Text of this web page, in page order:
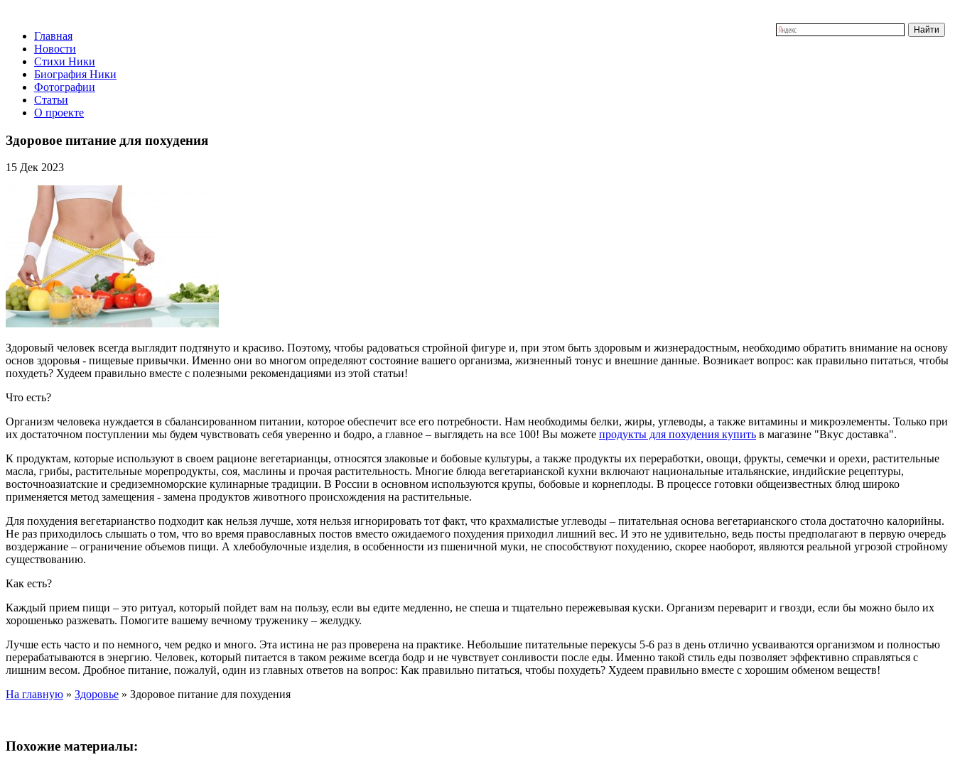
Главная
Новости
Стихи Ники
Биография Ники
Фотографии
Статьи
О проекте
Здоровое питание для похудения
15 Дек 2023
Здоровый человек всегда выглядит подтянуто и красиво. Поэтому, чтобы радоваться стройной фигуре и, при этом быть здоровым и жизнерадостным, необходимо обратить внимание на основу
основ здоровья - пищевые привычки. Именно они во многом определяют состояние вашего организма, жизненный тонус и внешние данные. Возникает вопрос: как правильно питаться, чтобы
похудеть? Худеем правильно вместе с полезными рекомендациями из этой статьи!
Что есть?
Организм человека нуждается в сбалансированном питании, которое обеспечит все его потребности. Нам необходимы белки, жиры, углеводы, а также витамины и микроэлементы. Только при
их достаточном поступлении мы будем чувствовать себя уверенно и бодро, а главное – выглядеть на все 100! Вы можете продукты для похудения купить в магазине "Вкус доставка".
К продуктам, которые используют в своем рационе вегетарианцы, относятся злаковые и бобовые культуры, а также продукты их переработки, овощи, фрукты, семечки и орехи, растительные
масла, грибы, растительные морепродукты, соя, маслины и прочая растительность. Многие блюда вегетарианской кухни включают национальные итальянские, индийские рецептуры,
восточноазиатские и средиземноморские кулинарные традиции. В России в основном используются крупы, бобовые и корнеплоды. В процессе готовки общеизвестных блюд широко
применяется метод замещения - замена продуктов животного происхождения на растительные.
Для похудения вегетарианство подходит как нельзя лучше, хотя нельзя игнорировать тот факт, что крахмалистые углеводы – питательная основа вегетарианского стола достаточно калорийны.
Не раз приходилось слышать о том, что во время православных постов вместо ожидаемого похудения приходил лишний вес. И это не удивительно, ведь посты предполагают в первую очередь
воздержание – ограничение объемов пищи. А хлебобулочные изделия, в особенности из пшеничной муки, не способствуют похудению, скорее наоборот, являются реальной угрозой стройному
существованию.
Как есть?
Каждый прием пищи – это ритуал, который пойдет вам на пользу, если вы едите медленно, не спеша и тщательно пережевывая куски. Организм переварит и гвозди, если бы можно было их
хорошенько разжевать. Помогите вашему вечному труженику – желудку.
Лучше есть часто и по немного, чем редко и много. Эта истина не раз проверена на практике. Небольшие питательные перекусы 5-6 раз в день отлично усваиваются организмом и полностью
перерабатываются в энергию. Человек, который питается в таком режиме всегда бодр и не чувствует сонливости после еды. Именно такой стиль еды позволяет эффективно справляться с
лишним весом. Дробное питание, пожалуй, один из главных ответов на вопрос: Как правильно питаться, чтобы похудеть? Худеем правильно вместе с хорошим обменом веществ!
На главную » Здоровье » Здоровое питание для похудения
Похожие материалы: